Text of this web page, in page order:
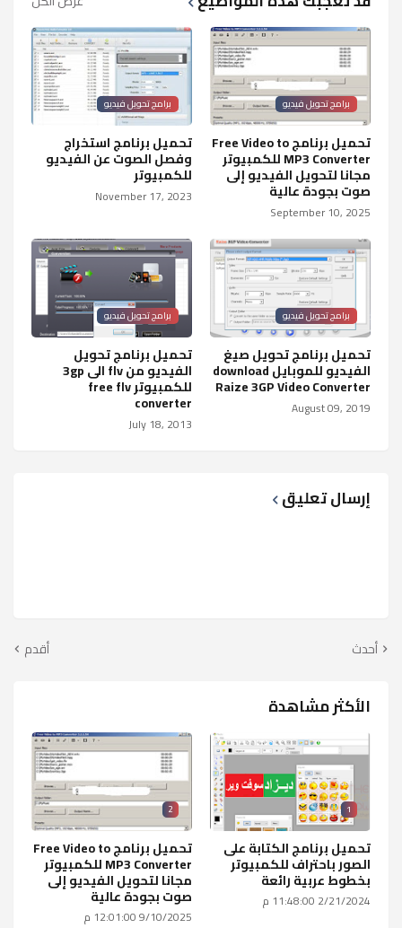
برامج تحويل فيديو
تحميل برنامج Free Video to
MP3 Converter للكمبيوتر
مجانا لتحويل الفيديو إلى
صوت بجودة عالية
September 10, 2025
برامج تحويل فيديو
تحميل برنامج استخراج
وفصل الصوت عن الفيديو
للكمبيوتر
November 17, 2023
برامج تحويل فيديو
تحميل برنامج تحويل صيغ
الفيديو للموبايل download
Raize 3GP Video Converter
August 09, 2019
برامج تحويل فيديو
تحميل برنامج تحويل
الفيديو من flv الى 3gp
للكمبيوتر free flv
converter
July 18, 2013
إرسال تعليق
أحدث أقدم
الأكثر مشاهدة
1
تحميل برنامج الكتابة على
الصور باحتراف للكمبيوتر
بخطوط عربية رائعة
2/21/2024 11:48:00 م
2
تحميل برنامج Free Video to
MP3 Converter للكمبيوتر
مجانا لتحويل الفيديو إلى
صوت بجودة عالية
9/10/2025 12:01:00 م